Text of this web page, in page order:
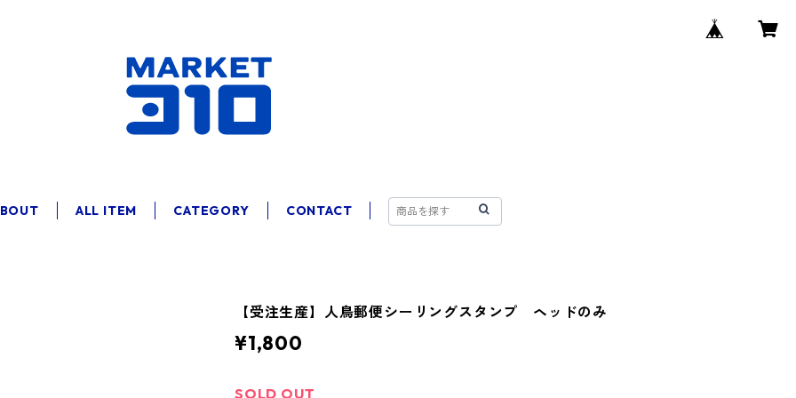
ALL ITEM CATEGORY CONTACT
【受注生産】人鳥郵便シーリングスタンプ ヘッドのみ
¥1,800
SOLD OUT